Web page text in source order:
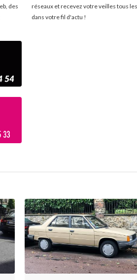
des
réseaux et recevez votre veilles tous
dans votre fil d'actu !